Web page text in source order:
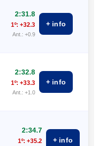
2:31.8
1º: +32.3
Ant.: +0.9
+ info
2:32.8
1º: +33.3
Ant.: +1.0
+ info
2:34.7
1º: +35.2 + info